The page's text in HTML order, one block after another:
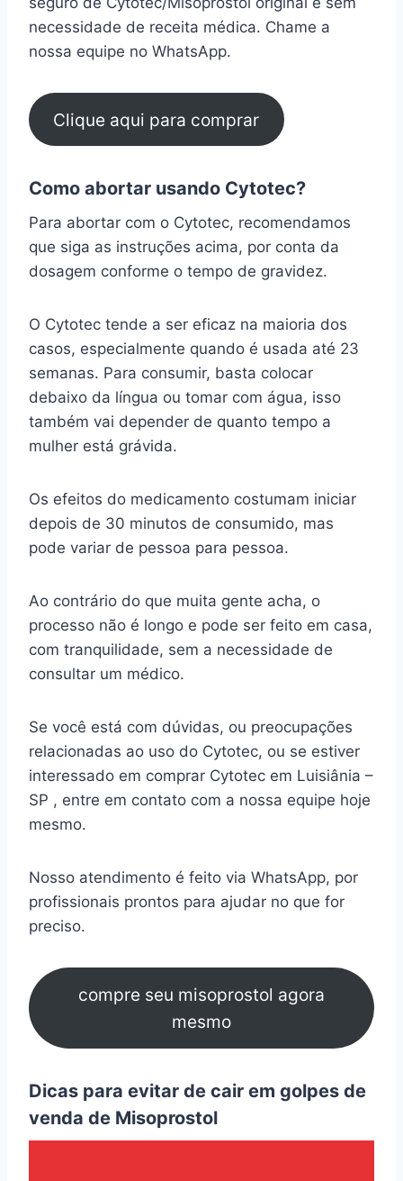
necessidade de receita médica. Chame a
nossa equipe no WhatsApp.
Clique aqui para comprar
Como abortar usando Cytotec?
Para abortar com o Cytotec, recomendamos
que siga as instruções acima, por conta da
dosagem conforme o tempo de gravidez.
O Cytotec tende a ser eficaz na maioria dos
casos, especialmente quando é usada até 23
semanas. Para consumir, basta colocar
debaixo da língua ou tomar com água, isso
também vai depender de quanto tempo a
mulher está grávida.
Os efeitos do medicamento costumam iniciar
depois de 30 minutos de consumido, mas
pode variar de pessoa para pessoa.
Ao contrário do que muita gente acha, o
processo não é longo e pode ser feito em casa,
com tranquilidade, sem a necessidade de
consultar um médico.
Se você está com dúvidas, ou preocupações
relacionadas ao uso do Cytotec, ou se estiver
interessado em comprar Cytotec em Luisiânia –
SP , entre em contato com a nossa equipe hoje
mesmo.
Nosso atendimento é feito via WhatsApp, por
profissionais prontos para ajudar no que for
preciso.
compre seu misoprostol agora
mesmo
Dicas para evitar de cair em golpes de
venda de Misoprostol